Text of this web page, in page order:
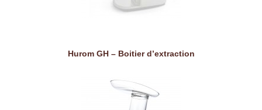
Hurom GH – Boitier d’extraction